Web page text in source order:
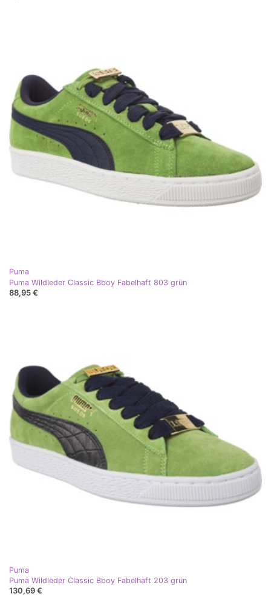
Puma
Puma Wildleder Classic Bboy Fabelhaft 803 grün
88,95 €
Puma
Puma Wildleder Classic Bboy Fabelhaft 203 grün
130,69 €